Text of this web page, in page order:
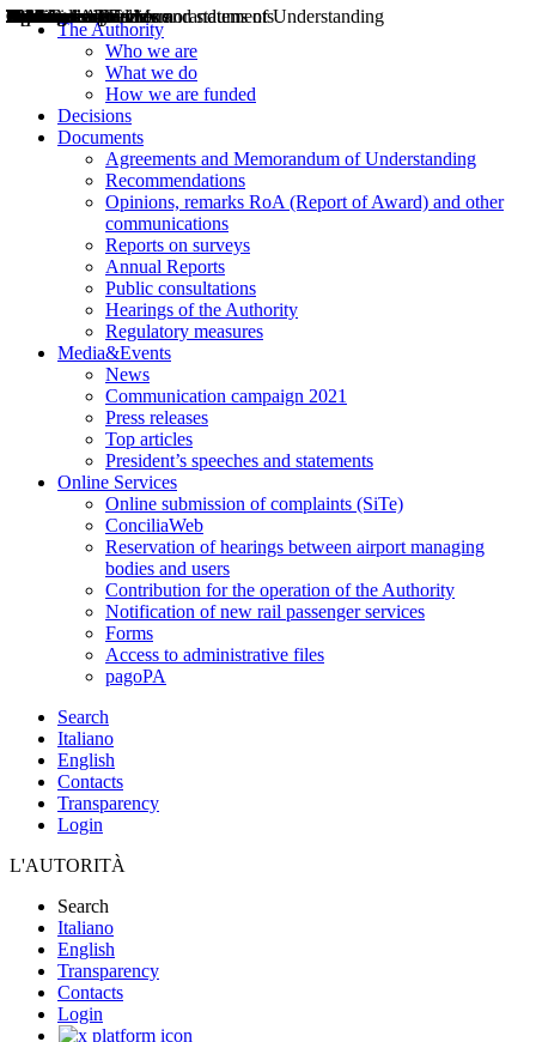
The Authority
Who we are
What we do
How we are funded
Decisions
Documents
Agreements and Memorandum of Understanding
Recommendations
Opinions, remarks RoA (Report of Award) and other
communications
Reports on surveys
Annual Reports
Public consultations
Hearings of the Authority
Regulatory measures
Media&Events
News
Communication campaign 2021
Press releases
Top articles
President’s speeches and statements
Online Services
Online submission of complaints (SiTe)
ConciliaWeb
Reservation of hearings between airport managing
bodies and users
Contribution for the operation of the Authority
Notification of new rail passenger services
Forms
Access to administrative files
pagoPA
Search
Italiano
English
Contacts
Transparency
Login
L'AUTORITÀ
Search
Italiano
English
Transparency
Contacts
Login
Decisions
Opinions
Public consultations
Hearings
Recommendations
Agreements and Memorandums of Understanding
Relazioni annuali
Misure di regolazione
News
Press Releases
Bollettini ART
Convegni ART
President’s interviews
Top articles
President’s speeches and statements
2004
2005
2010
2013
2014
2015
2016
2017
2018
2019
202
2020
2021
2022
2023
2024
2025
2026
Aereo
Marittimo
Terrestre